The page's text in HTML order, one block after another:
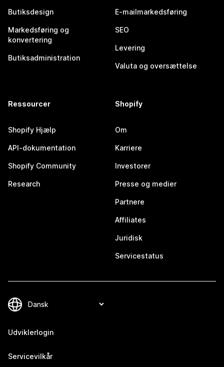
Butiksdesign
Markedsføring og
konvertering
Butiksadministration
E-mailmarkedsføring
SEO
Levering
Valuta og oversættelse
Ressourcer
Shopify Hjælp
API-dokumentation
Shopify Community
Research
Shopify
Om
Karriere
Investorer
Presse og medier
Partnere
Affiliates
Juridisk
Servicestatus
Udviklerlogin
Servicevilkår